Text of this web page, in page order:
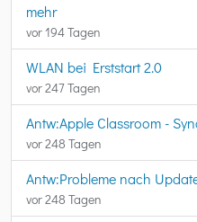
mehr
vor 194 Tagen
WLAN bei Erststart 2.0
vor 247 Tagen
Antw:Apple Classroom -
vor 248 Tagen
Antw:Probleme nach
vor 248 Tagen